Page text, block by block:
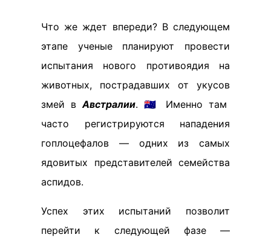
Что же ждет впереди? В следующем
этапе ученые планируют провести
испытания нового противоядия на
животных, пострадавших от укусов
змей вАвстралии. 🇦🇺 Именно там
часто регистрируются нападения
гоплоцефалов — одних из самых
ядовитых представителей семейства
аспидов.
Успех этих испытаний позволит
перейти к следующей фазе —